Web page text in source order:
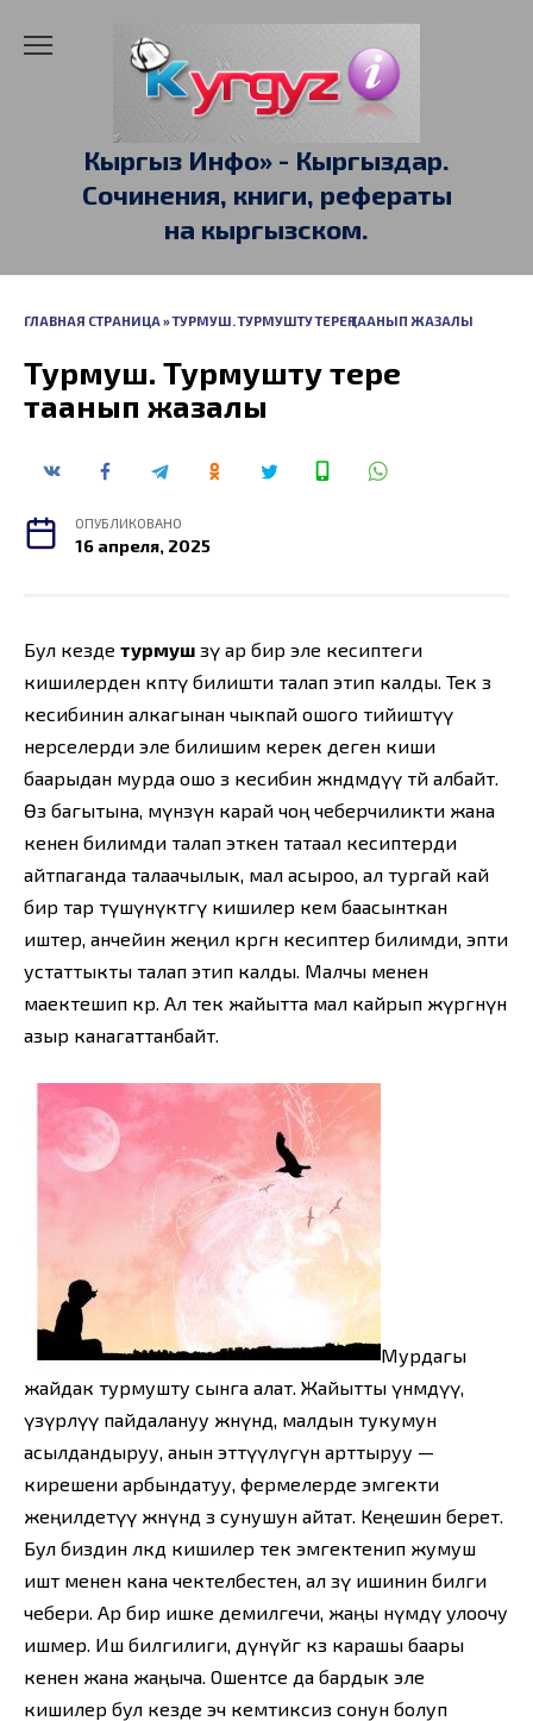
Кыргыз Инфо» - Кыргыздар.
Сочинения, книги, рефераты
на кыргызском.
ГЛАВНАЯ СТРАНИЦА»ТУРМУШ. ТУРМУШТУ ТЕРЕҢ ТААНЫП ЖАЗАЛЫ
Турмуш. Турмушту терең
таанып жазалы
ОПУБЛИКОВАНО
16 апреля, 2025
Бул кезде турмуш өзү ар бир эле кесиптеги
кишилерден көптү билишти талап этип калды. Тек өз
кесибинин алкагынан чыкпай ошого тийиштүү
нерселерди эле билишим керек деген киши
баарыдан мурда ошо өз кесибин жөндөмдүү өтөй албайт.
Өз багытына, мүнөзүнө карай чоң чеберчиликти жана
кенен билимди талап эткен татаал кесиптерди
айтпаганда талаачылык, мал асыроо, ал тургай кай
бир тар түшүнүктөгү кишилер кем баасынткан
иштер, анчейин жеңил көргөн кесиптер билимди, эпти
устаттыкты талап этип калды. Малчы менен
маектешип көр. Ал тек жайытта мал кайрып жүргөнүнө
азыр канагаттанбайт.
Мурдагы
жайдак турмушту сынга алат. Жайытты үнөмдүү,
үзүрлүү пайдалануу жөнүндө, малдын тукумун
асылдандыруу, анын эттүүлүгүн арттыруу —
кирешени арбындатуу, фермелерде эмгекти
жеңилдетүү жөнүндө өз сунушун айтат. Кеңешин берет.
Бул биздин өлкөдө кишилер тек эмгектенип жумуш
иштөө менен кана чектелбестен, ал өзү ишинин билги
чебери. Ар бир ишке демилгечи, жаңы өнүмдү улоочу
ишмер. Иш билгилиги, дүнүйөгө көз карашы баары
кенен жана жаңыча. Ошентсе да бардык эле
кишилер бул кезде эч кемтиксиз сонун болуп